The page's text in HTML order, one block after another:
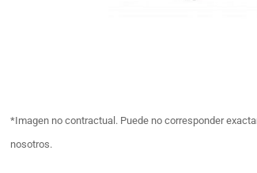
*Imagen no contractual. Puede no corresponder
nosotros.